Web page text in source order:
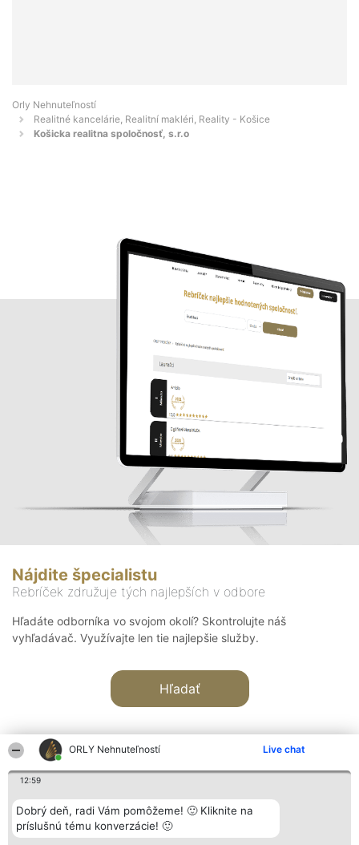
ORLY Nehnuteľností Live chat
12:59
Dobrý deň, radi Vám pomôžeme! 🙂 Kliknite na
príslušnú tému konverzácie! 🙂
Orly Nehnuteľností
Realitné kancelárie, Realitní makléri, Reality - Košice
Košicka realitna spoločnosť, s.r.o
Nájdite špecialistu
Rebríček združuje tých najlepších v odbore
Hľadáte odborníka vo svojom okolí? Skontrolujte náš
vyhľadávač. Využívajte len tie najlepšie služby.
Hľadať
Organizátor hodnotenia
Bright Side Solutions sp. z o.
o. sp. k.
Hodnotenie
Laureáti
Lista
Kontakt
Kontakt